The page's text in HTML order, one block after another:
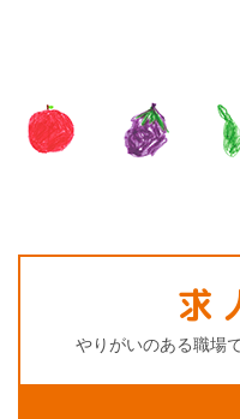
求
やりがいのある職場